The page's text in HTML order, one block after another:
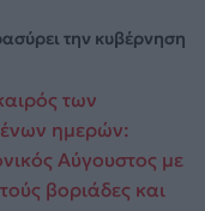
την κυβέρνηση